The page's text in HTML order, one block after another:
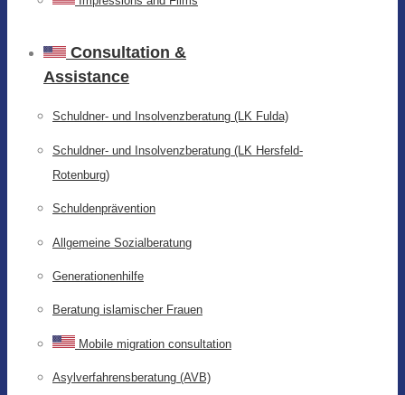
Consultation &
Assistance
Schuldner- und Insolvenzberatung (LK Fulda)
Schuldner- und Insolvenzberatung (LK Hersfeld-
Rotenburg)
Schuldenprävention
Allgemeine Sozialberatung
Generationenhilfe
Beratung islamischer Frauen
Mobile migration consultation
Asylverfahrensberatung (AVB)